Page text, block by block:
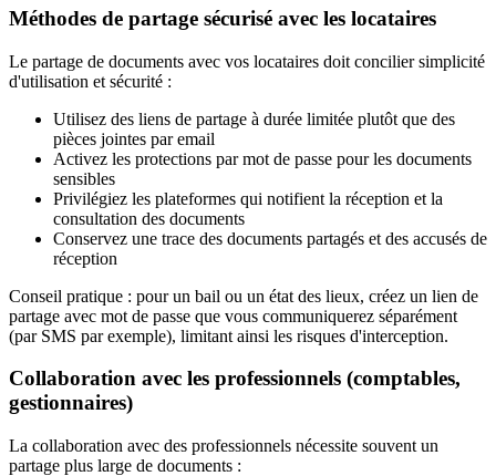
Méthodes de partage sécurisé avec les locataires
Le partage de documents avec vos locataires doit concilier simplicité
d'utilisation et sécurité :
Utilisez des liens de partage à durée limitée plutôt que des
pièces jointes par email
Activez les protections par mot de passe pour les documents
sensibles
Privilégiez les plateformes qui notifient la réception et la
consultation des documents
Conservez une trace des documents partagés et des accusés de
réception
Conseil pratique : pour un bail ou un état des lieux, créez un lien de
partage avec mot de passe que vous communiquerez séparément
(par SMS par exemple), limitant ainsi les risques d'interception.
Collaboration avec les professionnels (comptables,
gestionnaires)
La collaboration avec des professionnels nécessite souvent un
partage plus large de documents :